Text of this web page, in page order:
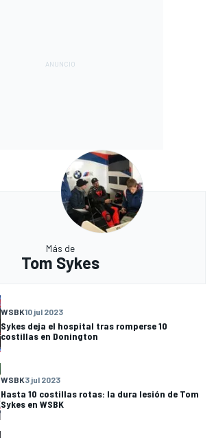
Más de
Tom Sykes
WSBK10 jul 2023
Sykes deja el hospital tras romperse 10
costillas en Donington
WSBK3 jul 2023
Hasta 10 costillas rotas: la dura lesión de Tom
Sykes en WSBK